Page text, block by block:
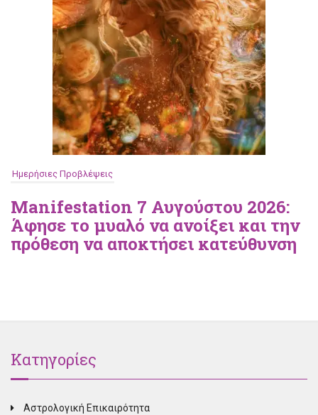
Ημερήσιες Προβλέψεις
Manifestation 7 Αυγούστου 2026:
Άφησε το μυαλό να ανοίξει και την
πρόθεση να αποκτήσει κατεύθυνση
Κατηγορίες
Αστρολογική Επικαιρότητα